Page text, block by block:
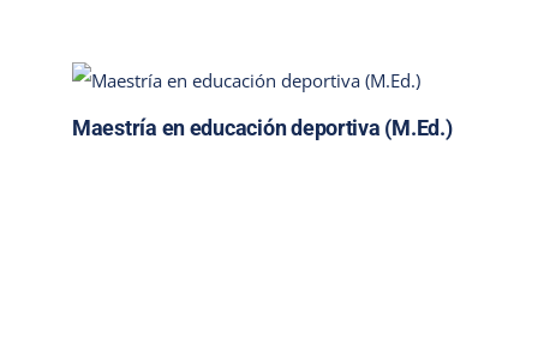
Maestría en educación deportiva (M.Ed.)